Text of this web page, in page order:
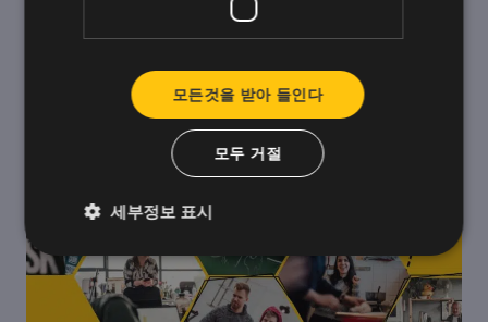
션을 크게 개선했습니다.
모든것을 받아 들인다
모두 거절
세부정보 표시